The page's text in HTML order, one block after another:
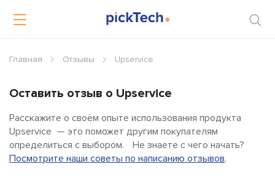
Главная Отзывы Upservice
Оставить отзыв о Upservice
Расскажите о своём опыте использования продукта
Upservice — это поможет другим покупателям
определиться с выбором. Не знаете с чего начать?
Посмотрите наши советы по написанию отзывов.